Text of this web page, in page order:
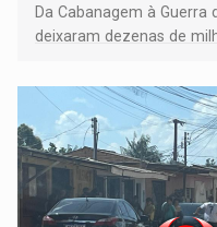
Da Cabanagem à
deixaram dezenas de
territoriais e sociais